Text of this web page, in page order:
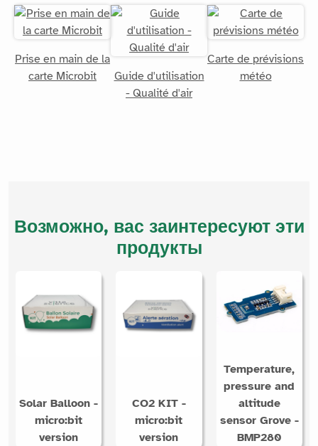
Prise en main de la
carte Microbit
Guide d'utilisation
- Qualité d'air
Carte de prévisions
météo
Возможно, вас заинтересуют эти
продукты
Solar Balloon -
micro:bit
version
CO2 KIT -
micro:bit
version
Temperature,
pressure and
altitude
sensor Grove -
BMP280